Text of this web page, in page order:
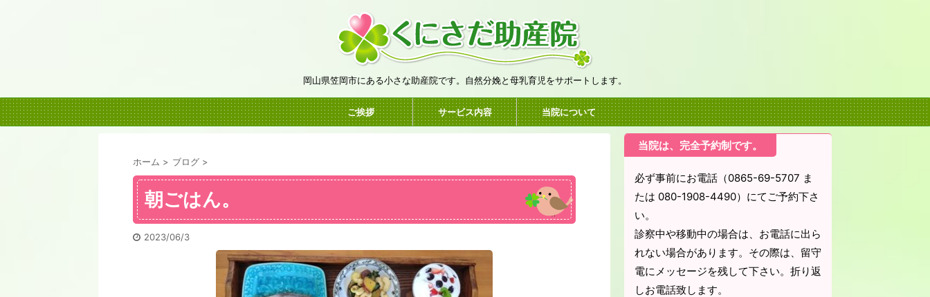
岡山県笠岡市にある小さな助産院です。自然分娩と母乳育児をサポートします。
ご挨拶 サービス内容 当院について
ホーム > ブログ >
朝ごはん。
2023/06/3
当院は、完全予約制です。
必ず事前にお電話（0865-69-5707 ま
たは 080-1908-4490）にてご予約下さ
い。
診察中や移動中の場合は、お電話に出ら
れない場合があります。その際は、留守
電にメッセージを残して下さい。折り返
しお電話致します。